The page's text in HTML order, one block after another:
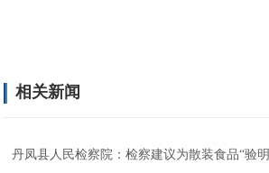
相关新闻
丹凤县人民检察院：检察建议为散装食品“验明